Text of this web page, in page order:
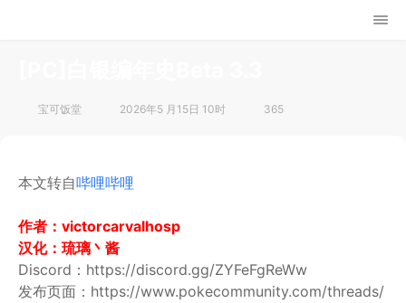
宝可饭堂 2026年5 月15日 10时 365
本文转自哔哩哔哩
作者：victorcarvalhosp
汉化：琉璃丶酱
Discord：https://discord.gg/ZYFeFgReWw
发布页面：https://www.pokecommunity.com/threads/